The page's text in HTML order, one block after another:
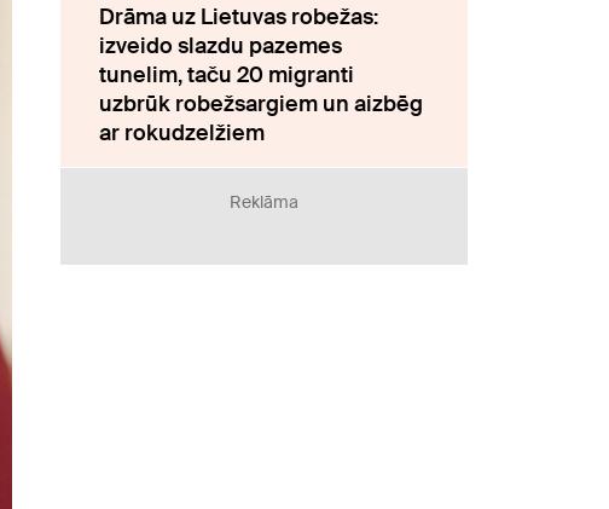
Drāma uz Lietuvas robežas:
izveido slazdu pazemes
tunelim, taču 20 migranti
uzbrūk robežsargiem un aizbēg
ar rokudzelžiem
Reklāma